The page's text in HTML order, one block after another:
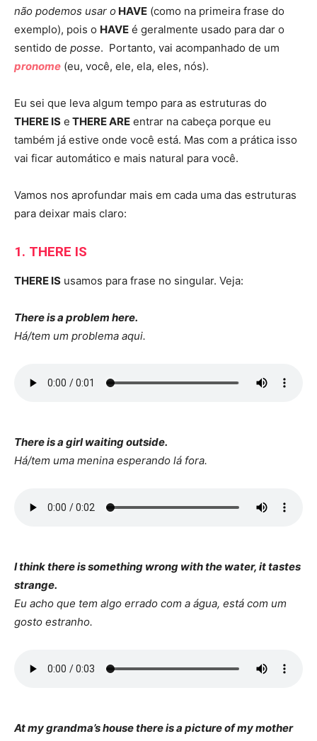
não podemos usar o HAVE (como na primeira frase do
exemplo), pois o HAVE é geralmente usado para dar o
sentido de posse. Portanto, vai acompanhado de um
pronome (eu, você, ele, ela, eles, nós).
Eu sei que leva algum tempo para as estruturas do
THERE IS e THERE ARE entrar na cabeça porque eu
também já estive onde você está. Mas com a prática isso
vai ficar automático e mais natural para você.
Vamos nos aprofundar mais em cada uma das estruturas
para deixar mais claro:
1. THERE IS
THERE IS usamos para frase no singular. Veja:
There is a problem here.
Há/tem um problema aqui.
There is a girl waiting outside.
Há/tem uma menina esperando lá fora.
I think there is something wrong with the water, it tastes
strange.
Eu acho que tem algo errado com a água, está com um
gosto estranho.
At my grandma’s house there is a picture of my mother